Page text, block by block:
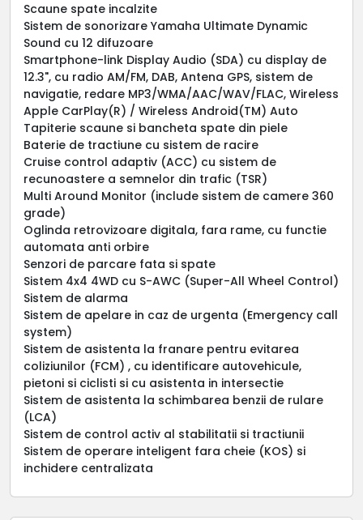
Scaune spate incalzite
Sistem de sonorizare Yamaha Ultimate Dynamic
Sound cu 12 difuzoare
Smartphone-link Display Audio (SDA) cu display de
12.3", cu radio AM/FM, DAB, Antena GPS, sistem de
navigatie, redare MP3/WMA/AAC/WAV/FLAC, Wireless
Apple CarPlay(R) / Wireless Android(TM) Auto
Tapiterie scaune si bancheta spate din piele
Baterie de tractiune cu sistem de racire
Cruise control adaptiv (ACC) cu sistem de
recunoastere a semnelor din trafic (TSR)
Multi Around Monitor (include sistem de camere 360
grade)
Oglinda retrovizoare digitala, fara rame, cu functie
automata anti orbire
Senzori de parcare fata si spate
Sistem 4x4 4WD cu S-AWC (Super-All Wheel Control)
Sistem de alarma
Sistem de apelare in caz de urgenta (Emergency call
system)
Sistem de asistenta la franare pentru evitarea
coliziunilor (FCM) , cu identificare autovehicule,
pietoni si ciclisti si cu asistenta in intersectie
Sistem de asistenta la schimbarea benzii de rulare
(LCA)
Sistem de control activ al stabilitatii si tractiunii
Sistem de operare inteligent fara cheie (KOS) si
inchidere centralizata